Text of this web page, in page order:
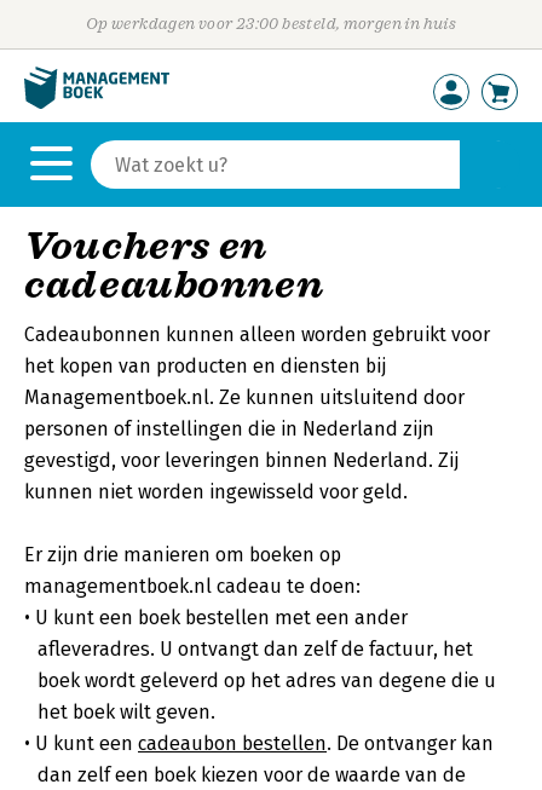
Op werkdagen voor 23:00 besteld, morgen in huis
Vouchers en
cadeaubonnen
Cadeaubonnen kunnen alleen worden gebruikt voor
het kopen van producten en diensten bij
Managementboek.nl. Ze kunnen uitsluitend door
personen of instellingen die in Nederland zijn
gevestigd, voor leveringen binnen Nederland. Zij
kunnen niet worden ingewisseld voor geld.
Er zijn drie manieren om boeken op
managementboek.nl cadeau te doen:
U kunt een boek bestellen met een ander
afleveradres. U ontvangt dan zelf de factuur, het
boek wordt geleverd op het adres van degene die u
het boek wilt geven.
U kunt een cadeaubon bestellen. De ontvanger kan
dan zelf een boek kiezen voor de waarde van de